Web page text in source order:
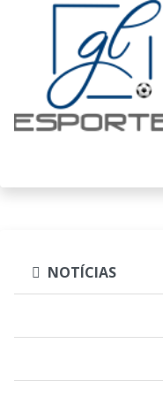
NOTÍCIAS